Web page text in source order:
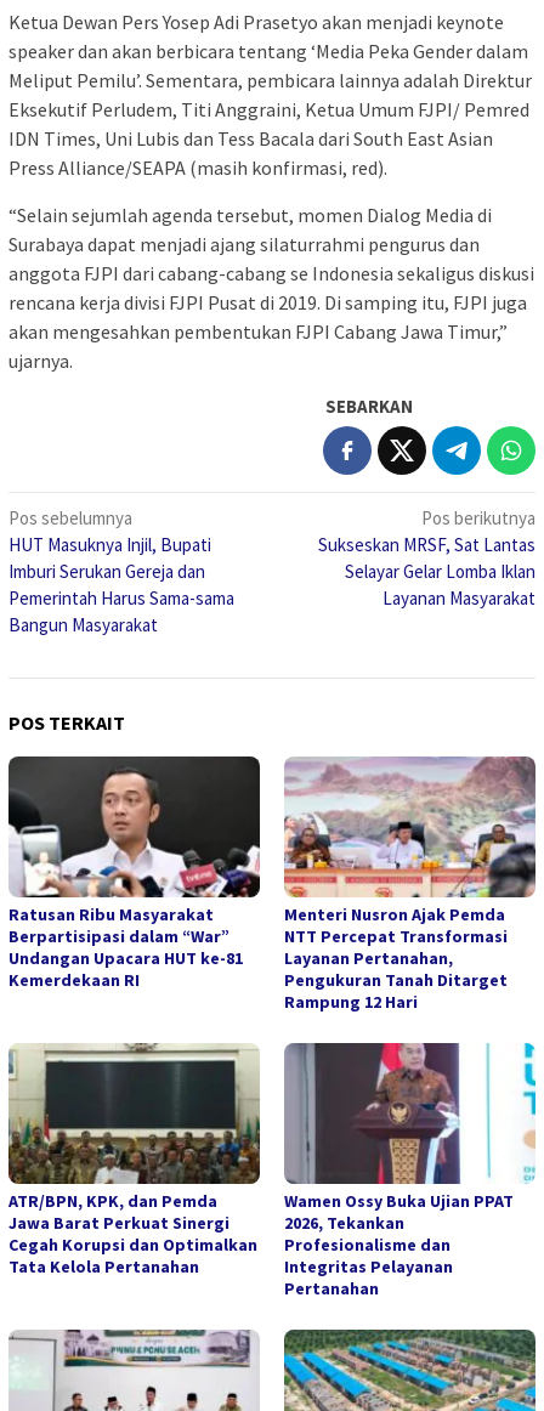
Ketua Dewan Pers Yosep Adi Prasetyo akan menjadi keynote
speaker dan akan berbicara tentang ‘Media Peka Gender dalam
Meliput Pemilu’. Sementara, pembicara lainnya adalah Direktur
Eksekutif Perludem, Titi Anggraini, Ketua Umum FJPI/ Pemred
IDN Times, Uni Lubis dan Tess Bacala dari South East Asian
Press Alliance/SEAPA (masih konfirmasi, red).
“Selain sejumlah agenda tersebut, momen Dialog Media di
Surabaya dapat menjadi ajang silaturrahmi pengurus dan
anggota FJPI dari cabang-cabang se Indonesia sekaligus diskusi
rencana kerja divisi FJPI Pusat di 2019. Di samping itu, FJPI juga
akan mengesahkan pembentukan FJPI Cabang Jawa Timur,”
ujarnya.
SEBARKAN
Navigasi
pos
Pos sebelumnya
HUT Masuknya Injil, Bupati
Imburi Serukan Gereja dan
Pemerintah Harus Sama-sama
Bangun Masyarakat
Pos berikutnya
Sukseskan MRSF, Sat Lantas
Selayar Gelar Lomba Iklan
Layanan Masyarakat
POS TERKAIT
Ratusan Ribu Masyarakat
Berpartisipasi dalam “War”
Undangan Upacara HUT ke-81
Kemerdekaan RI
Menteri Nusron Ajak Pemda
NTT Percepat Transformasi
Layanan Pertanahan,
Pengukuran Tanah Ditarget
Rampung 12 Hari
ATR/BPN, KPK, dan Pemda
Jawa Barat Perkuat Sinergi
Cegah Korupsi dan Optimalkan
Tata Kelola Pertanahan
Wamen Ossy Buka Ujian PPAT
2026, Tekankan
Profesionalisme dan
Integritas Pelayanan
Pertanahan